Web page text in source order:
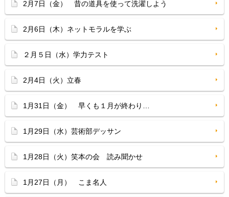
2月7日（金） 昔の道具を使って洗濯しよう
2月6日（木）ネットモラルを学ぶ
２月５日（水）学力テスト
2月4日（火）立春
1月31日（金） 早くも１月が終わり…
1月29日（水）芸術部デッサン
1月28日（火）笑本の会 読み聞かせ
1月27日（月） こま名人